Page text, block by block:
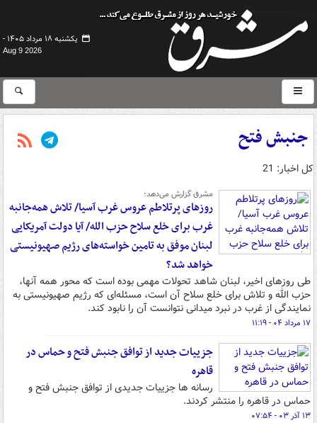
یکشنبه ۱۸ مرداد ۱۴۰۵ -
Aug 9 2026
جنبش فتح
کل اخبار: 21
مشرق گزارش می‌دهد؛
روزهای پرتلاطم عروس غرب آسیا/ تلاش همه‌جانبه
غرب برای خلع سلاح حزب الله/ آیا دولت آمریکایی
لبنان موفق به تامین خواسته‌های رژیم صهیونیستی
خواهد شد؟
طی روزهای اخیر، لبنان شاهد تحولات مهمی بوده است که محور همه آنها،
حزب الله و تلاش برای خلع سلاح آن است، مسئله‌ای که رژیم صهیونیستی به
نمایندگی از غرب در نبرد میدانی نتوانست آن را نابود کند.
۱۷ مرداد ۰۴ - ۱۱:۱۹
جزییات جدید از توافق جنبش فتح و حماس در
قاهره
رسانه ها جزییات جدیدی از توافق جنبش فتح و
حماس در قاهره را منتشر کردند.
۱۳ آذر ۰۳ - ۰۷:۵۴